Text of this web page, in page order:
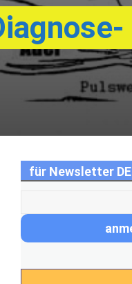
für Newsletter DE